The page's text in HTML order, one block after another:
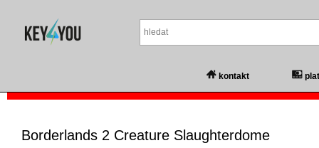
kontakt
Borderlands 2 Creature Slaughterdome